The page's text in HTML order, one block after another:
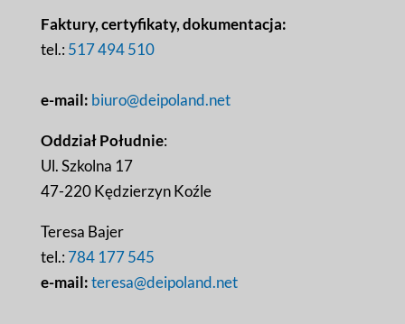
Faktury, certyfikaty, dokumentacja:
tel.: 517 494 510
e-mail: biuro@deipoland.net
Oddział Południe:
Ul. Szkolna 17
47-220 Kędzierzyn Koźle
Teresa Bajer
tel.: 784 177 545
e-mail:teresa@deipoland.net